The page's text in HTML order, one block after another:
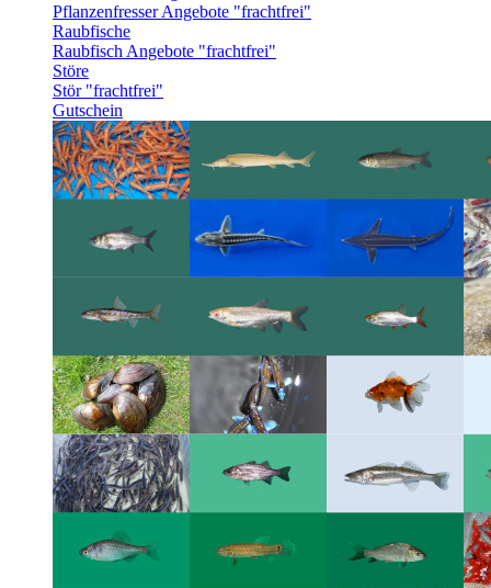
Pflanzenfresser Angebote "frachtfrei"
Raubfische
Raubfisch Angebote "frachtfrei"
Störe
Stör "frachtfrei"
Gutschein